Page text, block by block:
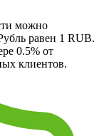
можно
равен 1 RUB.
0.5% от
клиентов.